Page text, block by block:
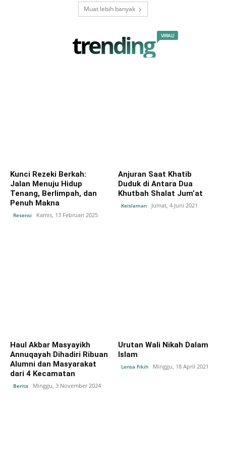
Muat lebih banyak
trending VIRAL!
Kunci Rezeki Berkah:
Jalan Menuju Hidup
Tenang, Berlimpah, dan
Penuh Makna
Resensi Kamis, 13 Februari 2025
Anjuran Saat Khatib
Duduk di Antara Dua
Khutbah Shalat Jum’at
Keislaman Jumat, 4 Juni 2021
Haul Akbar Masyayikh
Annuqayah Dihadiri Ribuan
Alumni dan Masyarakat
dari 4 Kecamatan
Berita Minggu, 3 November 2024
Urutan Wali Nikah Dalam
Islam
Lensa Fikih Minggu, 18 April 2021